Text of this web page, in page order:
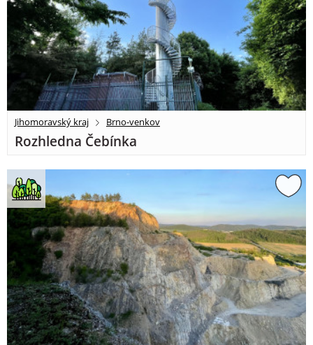
Jihomoravský kraj Brno-venkov
Rozhledna Čebínka